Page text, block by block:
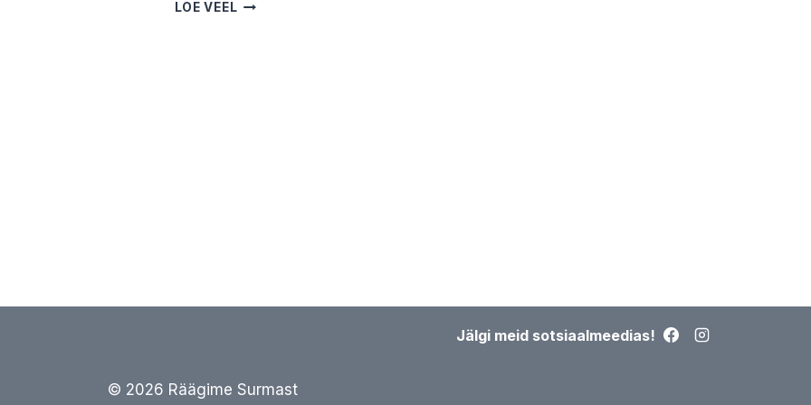
LOE VEEL HISPAANIA
Jälgi meid sotsiaalmeedias!
© 2026 Räägime Surmast